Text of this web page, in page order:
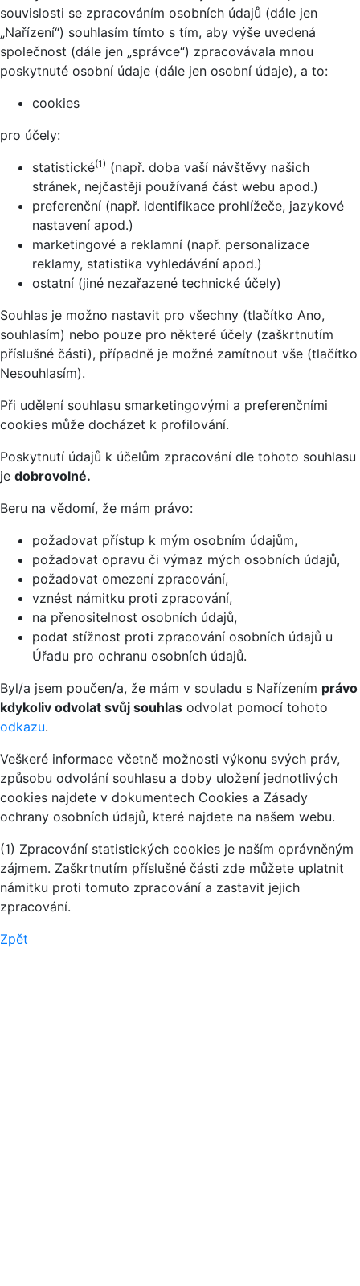
souvislosti se zpracováním osobních údajů (dále jen
„Nařízení“) souhlasím tímto s tím, aby výše uvedená
společnost (dále jen „správce“) zpracovávala mnou
poskytnuté osobní údaje (dále jen osobní údaje), a to:
cookies
pro účely:
statistické(1) (např. doba vaší návštěvy našich
stránek, nejčastěji používaná část webu apod.)
preferenční (např. identifikace prohlížeče, jazykové
nastavení apod.)
marketingové a reklamní (např. personalizace
reklamy, statistika vyhledávání apod.)
ostatní (jiné nezařazené technické účely)
Souhlas je možno nastavit pro všechny (tlačítko Ano,
souhlasím) nebo pouze pro některé účely (zaškrtnutím
příslušné části), případně je možné zamítnout vše (tlačítko
Nesouhlasím).
Při udělení souhlasu smarketingovými a preferenčními
cookies může docházet k profilování.
Poskytnutí údajů k účelům zpracování dle tohoto souhlasu
je dobrovolné.
Beru na vědomí, že mám právo:
požadovat přístup k mým osobním údajům,
požadovat opravu či výmaz mých osobních údajů,
požadovat omezení zpracování,
vznést námitku proti zpracování,
na přenositelnost osobních údajů,
podat stížnost proti zpracování osobních údajů u
Úřadu pro ochranu osobních údajů.
Byl/a jsem poučen/a, že mám v souladu s Nařízením právo
kdykoliv odvolat svůj souhlas odvolat pomocí tohoto
odkazu.
Veškeré informace včetně možnosti výkonu svých práv,
způsobu odvolání souhlasu a doby uložení jednotlivých
cookies najdete v dokumentech Cookies a Zásady
ochrany osobních údajů, které najdete na našem webu.
(1) Zpracování statistických cookies je naším oprávněným
zájmem. Zaškrtnutím příslušné části zde můžete uplatnit
námitku proti tomuto zpracování a zastavit jejich
zpracování.
Zpět